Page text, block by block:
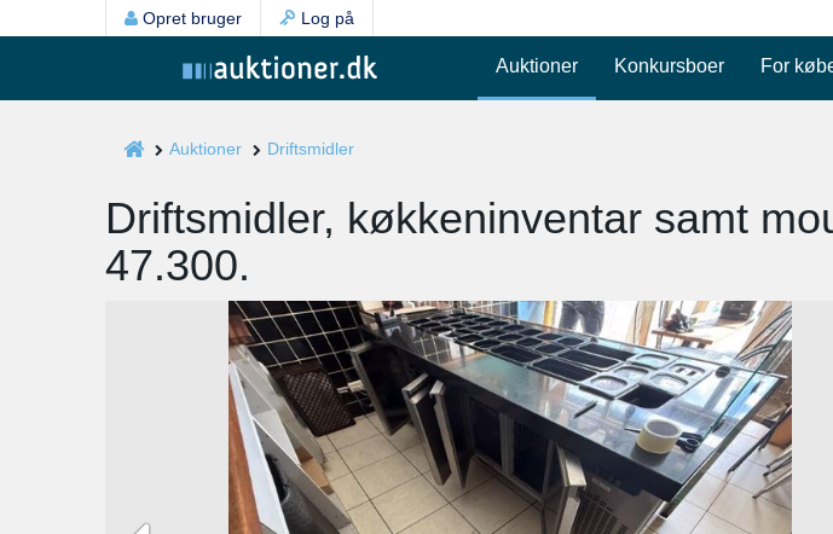
Opret bruger Log på
Auktioner Konkursboer For
Auktioner Driftsmidler
Driftsmidler, køkkeninventar samt
47.300.